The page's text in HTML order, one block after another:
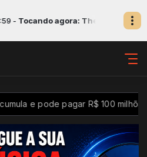
-Tocando agora: The music of time
e pode pagar R$ 100 milhões